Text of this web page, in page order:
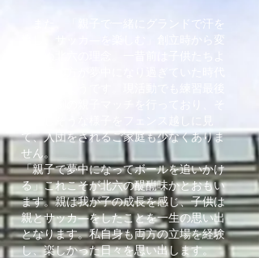
また、「親子で一緒にグランドで汗を
流し、サッカ―を楽しむ」創立時から変
て、入団をされるご家庭も少なくありま
せん。
「親子で夢中になってボールを追いかけ
る」これこそが北六の醍醐味かとおもい
ます。親は我が子の成長を感じ、子供は
親とサッカ―をしたことを一生の思い出
となります。私自身も両方の立場を経験
し、楽しかった日々を思い出します。